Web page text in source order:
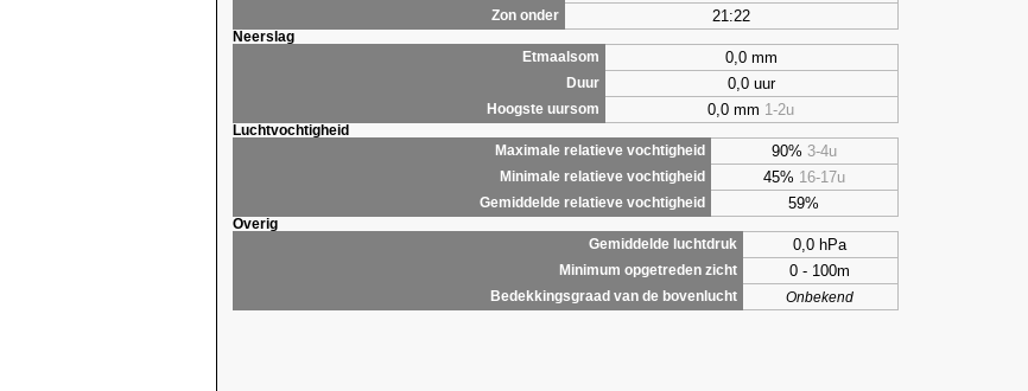
Zon onder 21:22
Neerslag
Etmaalsom
0,0 mm
Duur 0,0 uur
Hoogste uursom 0,0 mm 1-2u
Luchtvochtigheid
Maximale relatieve vochtigheid
90% 3-4u
Minimale relatieve vochtigheid 45% 16-17u
Gemiddelde relatieve vochtigheid 59%
Overig
Gemiddelde luchtdruk
0,0 hPa
Minimum opgetreden zicht 0 - 100m
Bedekkingsgraad van de bovenlucht Onbekend